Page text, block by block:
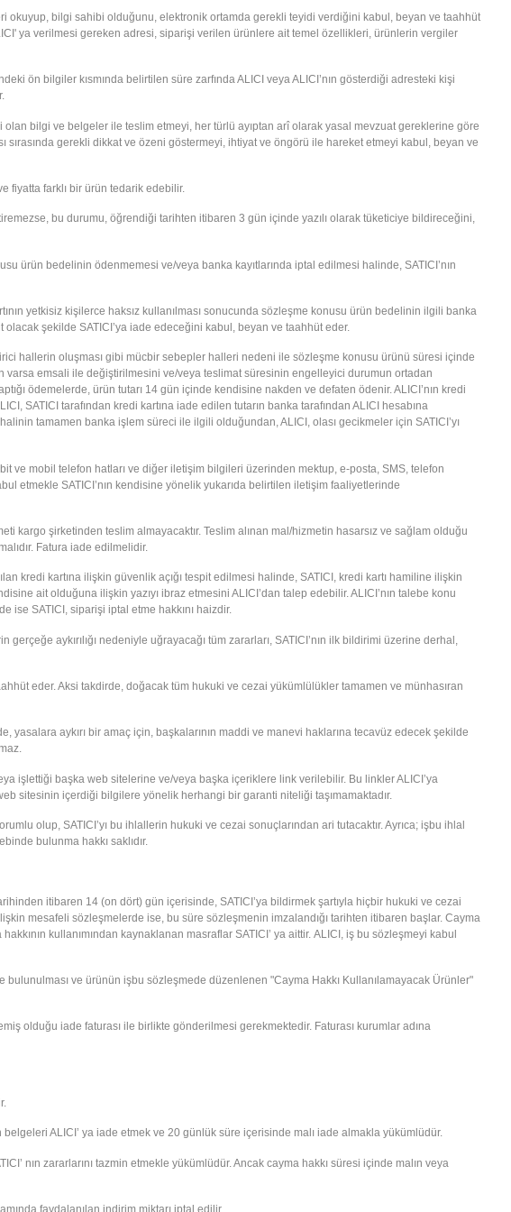
okuyup, bilgi sahibi olduğunu, elektronik ortamda gerekli teyidi verdiğini kabul, beyan ve taahhüt
ya verilmesi gereken adresi, siparişi verilen ürünlere ait temel özellikleri, ürünlerin vergiler
ön bilgiler kısmında belirtilen süre zarfında ALICI veya ALICI’nın gösterdiği adresteki kişi
bilgi ve belgeler ile teslim etmeyi, her türlü ayıptan arî olarak yasal mevzuat gereklerine göre
gerekli dikkat ve özeni göstermeyi, ihtiyat ve öngörü ile hareket etmeyi kabul, beyan ve
fiyatta farklı bir ürün tedarik edebilir.
bu durumu, öğrendiği tarihten itibaren 3 gün içinde yazılı olarak tüketiciye bildireceğini,
ürün bedelinin ödenmemesi ve/veya banka kayıtlarında iptal edilmesi halinde, SATICI’nın
yetkisiz kişilerce haksız kullanılması sonucunda sözleşme konusu ürün bedelinin ilgili banka
şekilde SATICI’ya iade edeceğini kabul, beyan ve taahhüt eder.
hallerin oluşması gibi mücbir sebepler halleri nedeni ile sözleşme konusu ürünü süresi içinde
emsali ile değiştirilmesini ve/veya teslimat süresinin engelleyici durumun ortadan
ödemelerde, ürün tutarı 14 gün içinde kendisine nakden ve defaten ödenir. ALICI’nın kredi
SATICI tarafından kredi kartına iade edilen tutarın banka tarafından ALICI hesabına
tamamen banka işlem süreci ile ilgili olduğundan, ALICI, olası gecikmeler için SATICI’yı
ve mobil telefon hatları ve diğer iletişim bilgileri üzerinden mektup, e-posta, SMS, telefon
etmekle SATICI’nın kendisine yönelik yukarıda belirtilen iletişim faaliyetlerinde
kargo şirketinden teslim almayacaktır. Teslim alınan mal/hizmetin hasarsız ve sağlam olduğu
Fatura iade edilmelidir.
kredi kartına ilişkin güvenlik açığı tespit edilmesi halinde, SATICI, kredi kartı hamiline ilişkin
ait olduğuna ilişkin yazıyı ibraz etmesini ALICI’dan talep edebilir. ALICI’nın talebe konu
ise SATICI, siparişi iptal etme hakkını haizdir.
aykırılığı nedeniyle uğrayacağı tüm zararları, SATICI’nın ilk bildirimi üzerine derhal,
eder. Aksi takdirde, doğacak tüm hukuki ve cezai yükümlülükler tamamen ve münhasıran
yasalara aykırı bir amaç için, başkalarının maddi ve manevi haklarına tecavüz edecek şekilde
işlettiği başka web sitelerine ve/veya başka içeriklere link verilebilir. Bu linkler ALICI’ya
sitesinin içerdiği bilgilere yönelik herhangi bir garanti niteliği taşımamaktadır.
olup, SATICI’yı bu ihlallerin hukuki ve cezai sonuçlarından ari tutacaktır. Ayrıca; işbu ihlal
bulunma hakkı saklıdır.
itibaren 14 (on dört) gün içerisinde, SATICI’ya bildirmek şartıyla hiçbir hukuki ve cezai
mesafeli sözleşmelerde ise, bu süre sözleşmenin imzalandığı tarihten itibaren başlar. Cayma
kullanımından kaynaklanan masraflar SATICI’ ya aittir. ALICI, iş bu sözleşmeyi kabul
ve ürünün işbu sözleşmede düzenlenen "Cayma Hakkı Kullanılamayacak Ürünler"
olduğu iade faturası ile birlikte gönderilmesi gerekmektedir. Faturası kurumlar adına
ALICI’ ya iade etmek ve 20 günlük süre içerisinde malı iade almakla yükümlüdür.
nın zararlarını tazmin etmekle yükümlüdür. Ancak cayma hakkı süresi içinde malın veya
faydalanılan indirim miktarı iptal edilir.